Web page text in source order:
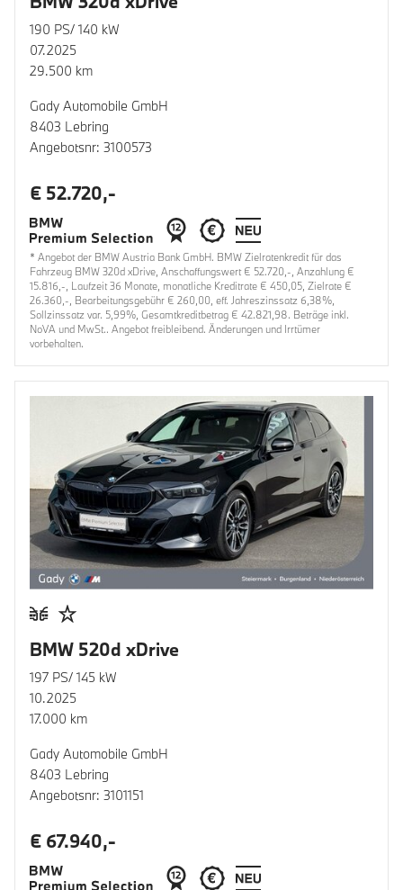
190 PS/ 140 kW
07.2025
29.500 km
Gady Automobile GmbH
8403 Lebring
Angebotsnr: 3100573
€ 52.720,-
* Angebot der BMW Austria Bank GmbH. BMW Zielratenkredit für das
Fahrzeug BMW 320d xDrive, Anschaffungswert € 52.720,-, Anzahlung €
15.816,-, Laufzeit 36 Monate, monatliche Kreditrate € 450,05, Zielrate €
26.360,-, Bearbeitungsgebühr € 260,00, eff. Jahreszinssatz 6,38%,
Sollzinssatz var. 5,99%, Gesamtkreditbetrag € 42.821,98. Beträge inkl.
NoVA und MwSt.. Angebot freibleibend. Änderungen und Irrtümer
vorbehalten.
BMW 520d xDrive
197 PS/ 145 kW
10.2025
17.000 km
Gady Automobile GmbH
8403 Lebring
Angebotsnr: 3101151
€ 67.940,-